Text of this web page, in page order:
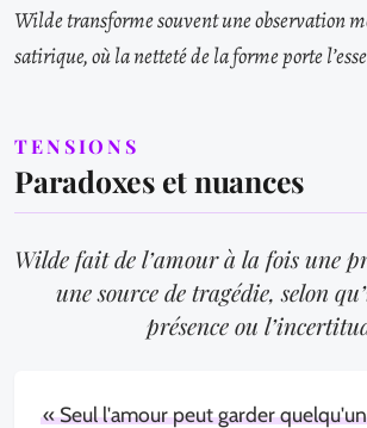
Wilde transforme souvent une observation
satirique, où la netteté de la forme porte
TENSIONS
Paradoxes et nuances
Wilde fait de l’amour à la fois une
une source de tragédie, selon
présence ou
« Seul l'amour peut garder